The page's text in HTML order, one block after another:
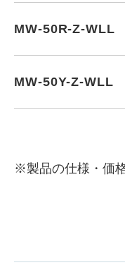
MW-50R-Z-WLL
MW-50Y-Z-WLL
※製品の仕様・価